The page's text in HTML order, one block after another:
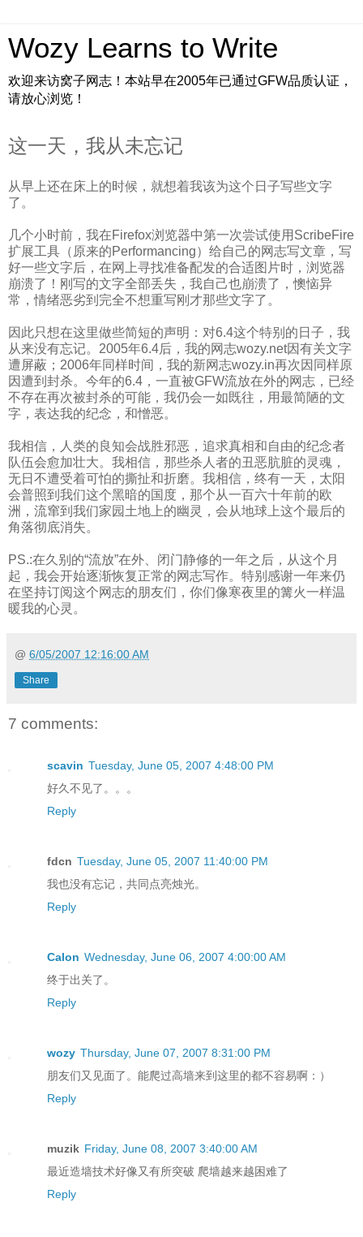
Wozy Learns to Write
欢迎来访窝子网志！本站早在2005年已通过GFW品质认证，
请放心浏览！
这一天，我从未忘记
从早上还在床上的时候，就想着我该为这个日子写些文字
了。
几个小时前，我在Firefox浏览器中第一次尝试使用ScribeFire
扩展工具（原来的Performancing）给自己的网志写文章，写
好一些文字后，在网上寻找准备配发的合适图片时，浏览器
崩溃了！刚写的文字全部丢失，我自己也崩溃了，懊恼异
常，情绪恶劣到完全不想重写刚才那些文字了。
因此只想在这里做些简短的声明：对6.4这个特别的日子，我
从来没有忘记。2005年6.4后，我的网志wozy.net因有关文字
遭屏蔽；2006年同样时间，我的新网志wozy.in再次因同样原
因遭到封杀。今年的6.4，一直被GFW流放在外的网志，已经
不存在再次被封杀的可能，我仍会一如既往，用最简陋的文
字，表达我的纪念，和憎恶。
我相信，人类的良知会战胜邪恶，追求真相和自由的纪念者
队伍会愈加壮大。我相信，那些杀人者的丑恶肮脏的灵魂，
无日不遭受着可怕的撕扯和折磨。我相信，终有一天，太阳
会普照到我们这个黑暗的国度，那个从一百六十年前的欧
洲，流窜到我们家园土地上的幽灵，会从地球上这个最后的
角落彻底消失。
PS.:在久别的“流放”在外、闭门静修的一年之后，从这个月
起，我会开始逐渐恢复正常的网志写作。特别感谢一年来仍
在坚持订阅这个网志的朋友们，你们像寒夜里的篝火一样温
暖我的心灵。
@ 6/05/2007 12:16:00 AM
Share
7 comments:
scavin Tuesday, June 05, 2007 4:48:00 PM
好久不见了。。。
Reply
fdcn Tuesday, June 05, 2007 11:40:00 PM
我也没有忘记，共同点亮烛光。
Reply
Calon Wednesday, June 06, 2007 4:00:00 AM
终于出关了。
Reply
wozy Thursday, June 07, 2007 8:31:00 PM
朋友们又见面了。能爬过高墙来到这里的都不容易啊：）
Reply
muzik Friday, June 08, 2007 3:40:00 AM
最近造墙技术好像又有所突破 爬墙越来越困难了
Reply